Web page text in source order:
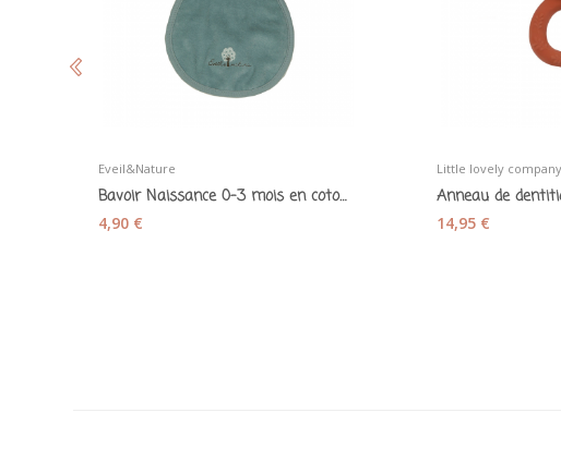
Eveil&Nature
Bavoir Naissance 0-3 mois en coton bio vert...
4,90 €
Little lovely company
14,95 €